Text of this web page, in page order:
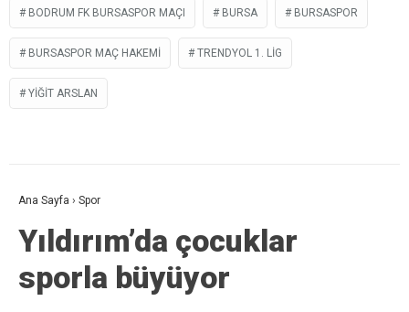
BODRUM FK BURSASPOR MAÇI BURSA BURSASPOR
BURSASPOR MAÇ HAKEMI TRENDYOL 1. LIG
YIĞIT ARSLAN
Ana Sayfa › Spor
Yıldırım’da çocuklar
sporla büyüyor